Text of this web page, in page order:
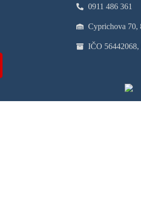
0911 486 361
Cyprichova 70,
IČO 56442068,